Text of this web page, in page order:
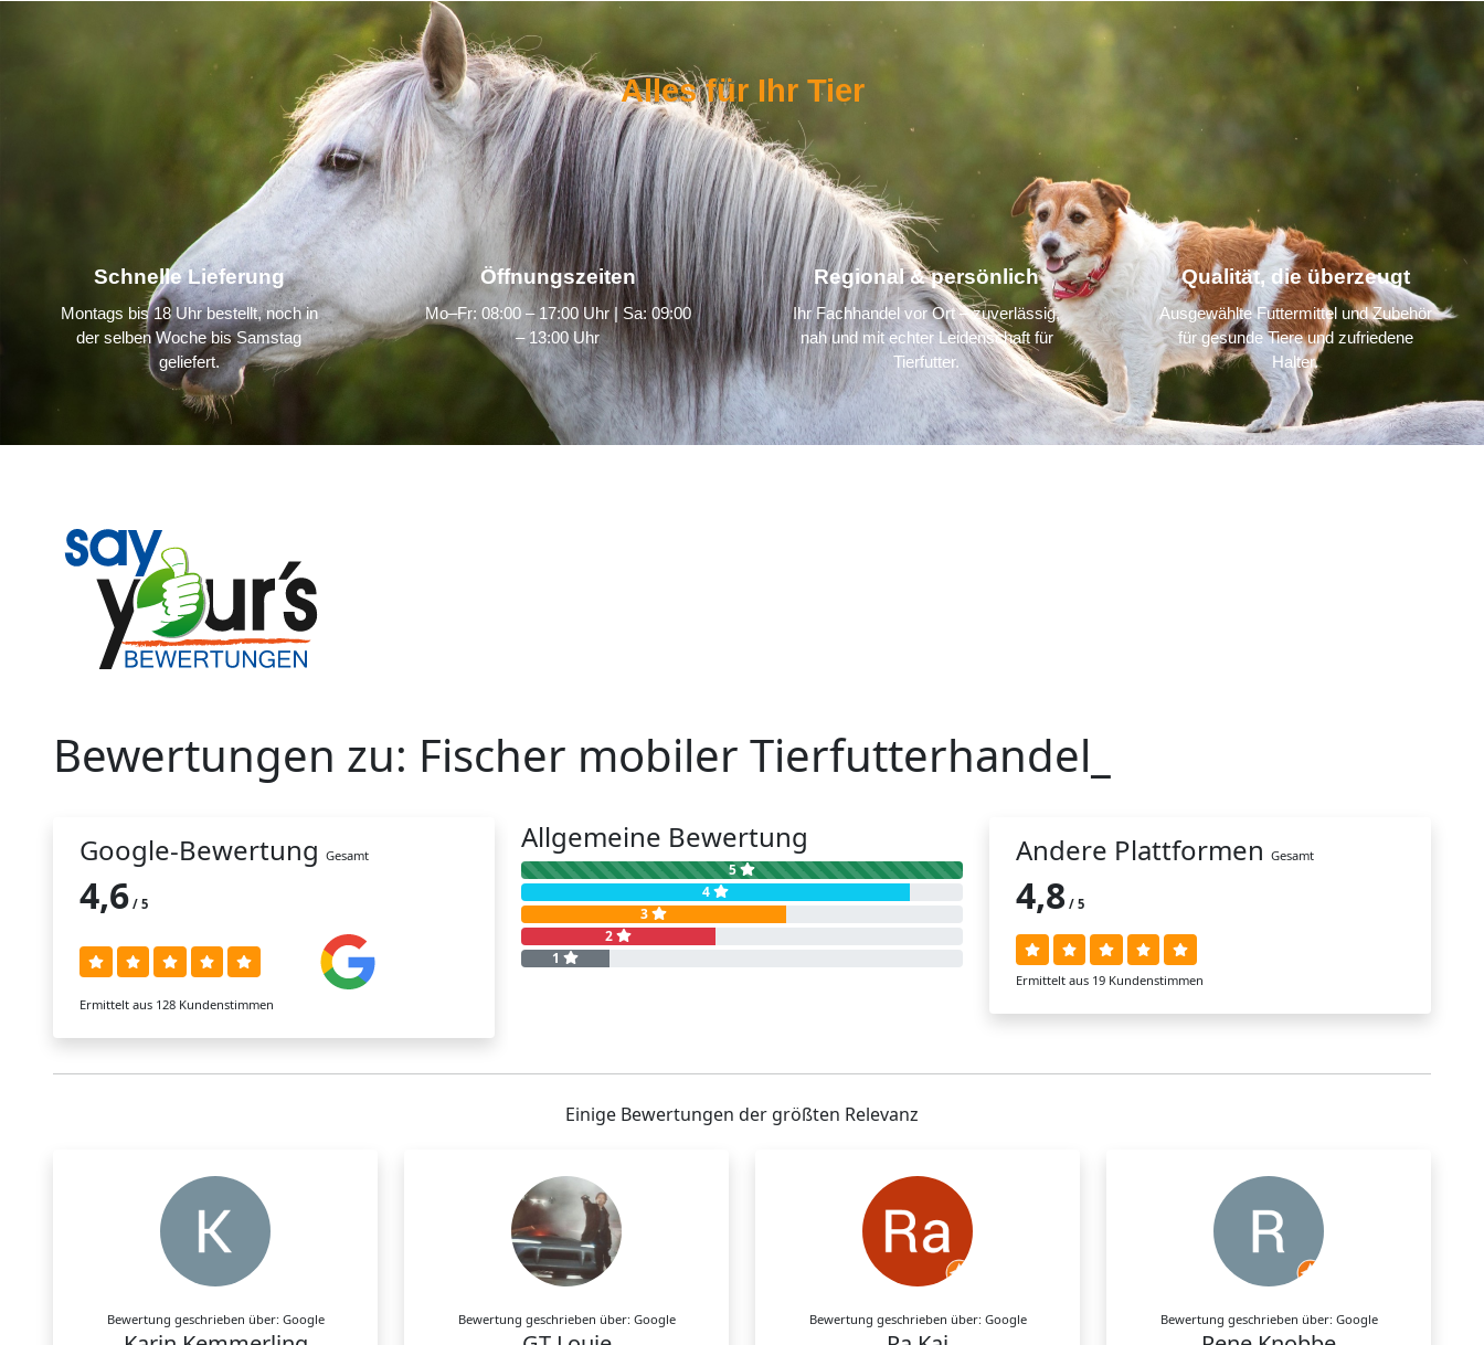
Alles für Ihr Tier
Schnelle Lieferung
Montags bis 18 Uhr bestellt, noch in
der selben Woche bis Samstag
geliefert.
Öffnungszeiten
Mo–Fr: 08:00 – 17:00 Uhr | Sa: 09:00
– 13:00 Uhr
Regional & persönlich
Ihr Fachhandel vor Ort – zuverlässig,
nah und mit echter Leidenschaft für
Tierfutter.
Qualität, die überzeugt
Ausgewählte Futtermittel und Zubehör
für gesunde Tiere und zufriedene
Halter.